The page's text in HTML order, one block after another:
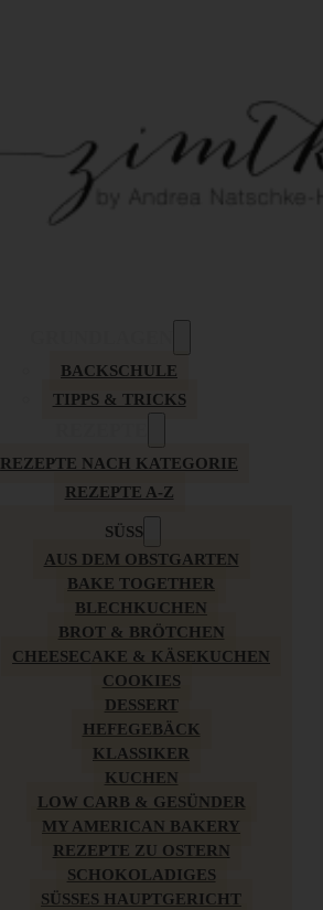
BACKSCHULE
TIPPS & TRICKS
REZEPTE NACH KATEGORIE
REZEPTE A-Z
SÜSS
AUS DEM OBSTGARTEN
BAKE TOGETHER
BLECHKUCHEN
BROT & BRÖTCHEN
CHEESECAKE & KÄSEKUCHEN
COOKIES
DESSERT
HEFEGEBÄCK
KLASSIKER
KUCHEN
LOW CARB & GESÜNDER
MY AMERICAN BAKERY
REZEPTE ZU OSTERN
SCHOKOLADIGES
SÜSSES HAUPTGERICHT